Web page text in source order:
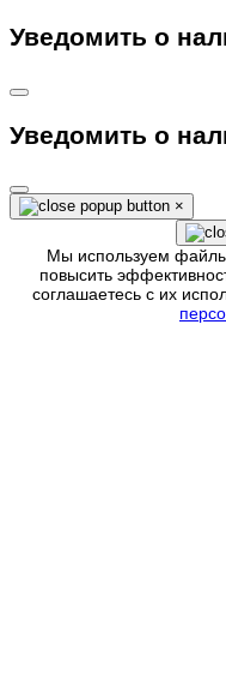
Уведомить о
Уведомить о
×
Мы используем
повысить
соглашаетесь с их